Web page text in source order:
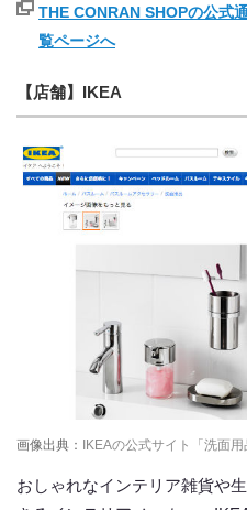
THE CONRAN SHOPの公式
覧ページへ
【店舗】IKEA
画像出典： IKEAの公式サイト「洗面
おしゃれなインテリア雑貨や